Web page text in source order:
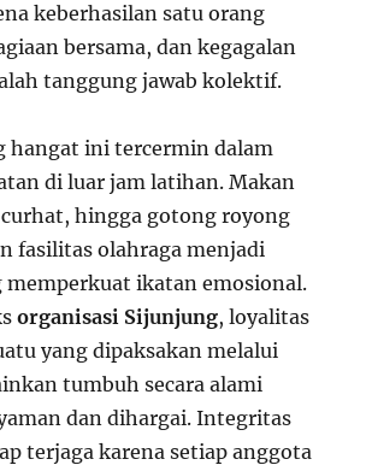
keberhasilan satu orang
bersama, dan kegagalan
tanggung jawab kolektif.
hangat ini tercermin dalam
di luar jam latihan. Makan
curhat, hingga gotong royong
fasilitas olahraga menjadi
ikatan emosional.
organisasi Sijunjung, loyalitas
yang dipaksakan melalui
tumbuh secara alami
dan dihargai. Integritas
terjaga karena setiap anggota